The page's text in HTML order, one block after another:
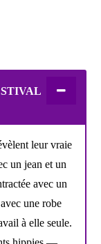
leur vraie
un jean et un
avec un
une robe
à elle seule.